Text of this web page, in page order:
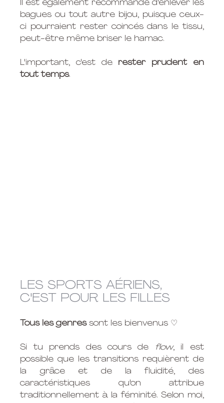
Il est également recommandé d'enlever les
bagues ou tout autre bijou, puisque ceux-
ci pourraient rester coincés dans le tissu,
peut-être même briser le hamac.
L'important, c'est de rester prudent en
tout temps.
LES SPORTS AÉRIENS,
C'EST POUR LES FILLES
Tous les genres sont les bienvenus ♡
Si tu prends des cours de flow, il est
possible que les transitions requièrent de
la grâce et de la fluidité, des
caractéristiques qu'on attribue
traditionnellement à la féminité. Selon moi,